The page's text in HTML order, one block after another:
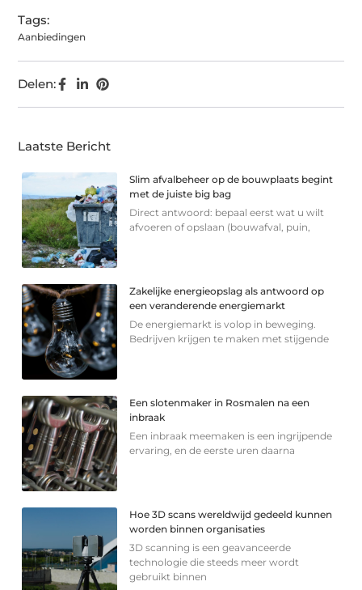
Tags:
Aanbiedingen
Delen:
Laatste Bericht
Slim afvalbeheer op de bouwplaats begint
met de juiste big bag
Direct antwoord: bepaal eerst wat u wilt
afvoeren of opslaan (bouwafval, puin,
Zakelijke energieopslag als antwoord op
een veranderende energiemarkt
De energiemarkt is volop in beweging.
Bedrijven krijgen te maken met stijgende
Een slotenmaker in Rosmalen na een
inbraak
Een inbraak meemaken is een ingrijpende
ervaring, en de eerste uren daarna
Hoe 3D scans wereldwijd gedeeld kunnen
worden binnen organisaties
3D scanning is een geavanceerde
technologie die steeds meer wordt
gebruikt binnen